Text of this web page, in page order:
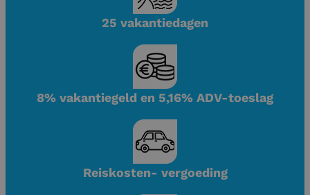
25 vakantiedagen
8% vakantiegeld en 5,16% ADV-toeslag
Reiskosten- vergoeding